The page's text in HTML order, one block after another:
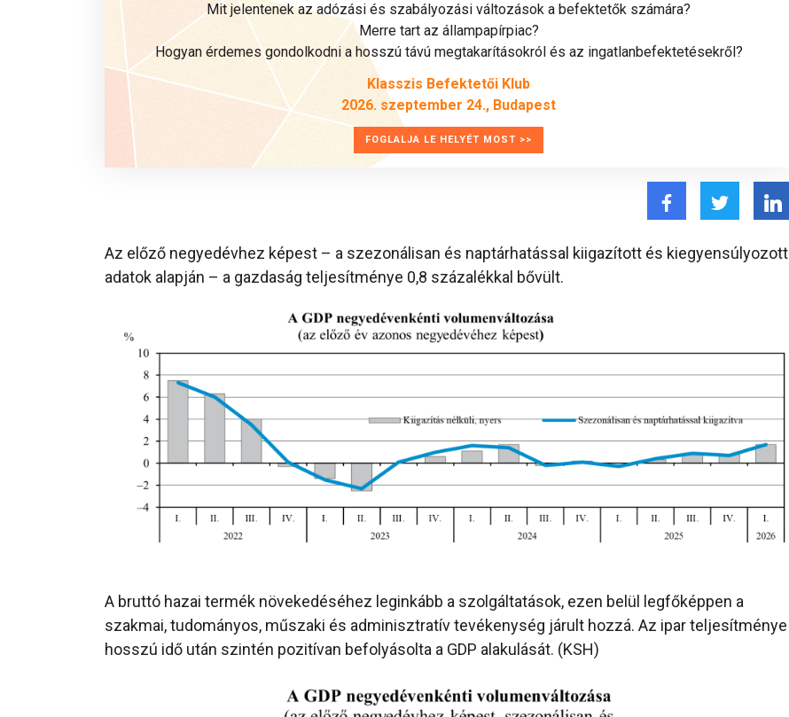
Mit jelentenek az adózási és szabályozási változások a befektetők számára?
Merre tart az állampapírpiac?
Hogyan érdemes gondolkodni a hosszú távú megtakarításokról és az ingatlanbefektetésekről?
Klasszis Befektetői Klub
2026. szeptember 24., Budapest
FOGLALJA LE HELYÉT MOST >>
Az előző negyedévhez képest – a szezonálisan és naptárhatással kiigazított és kiegyensúlyozott
adatok alapján – a gazdaság teljesítménye 0,8 százalékkal bővült.
A bruttó hazai termék növekedéséhez leginkább a szolgáltatások, ezen belül legfőképpen a
szakmai, tudományos, műszaki és adminisztratív tevékenység járult hozzá. Az ipar teljesítménye
hosszú idő után szintén pozitívan befolyásolta a GDP alakulását. (KSH)